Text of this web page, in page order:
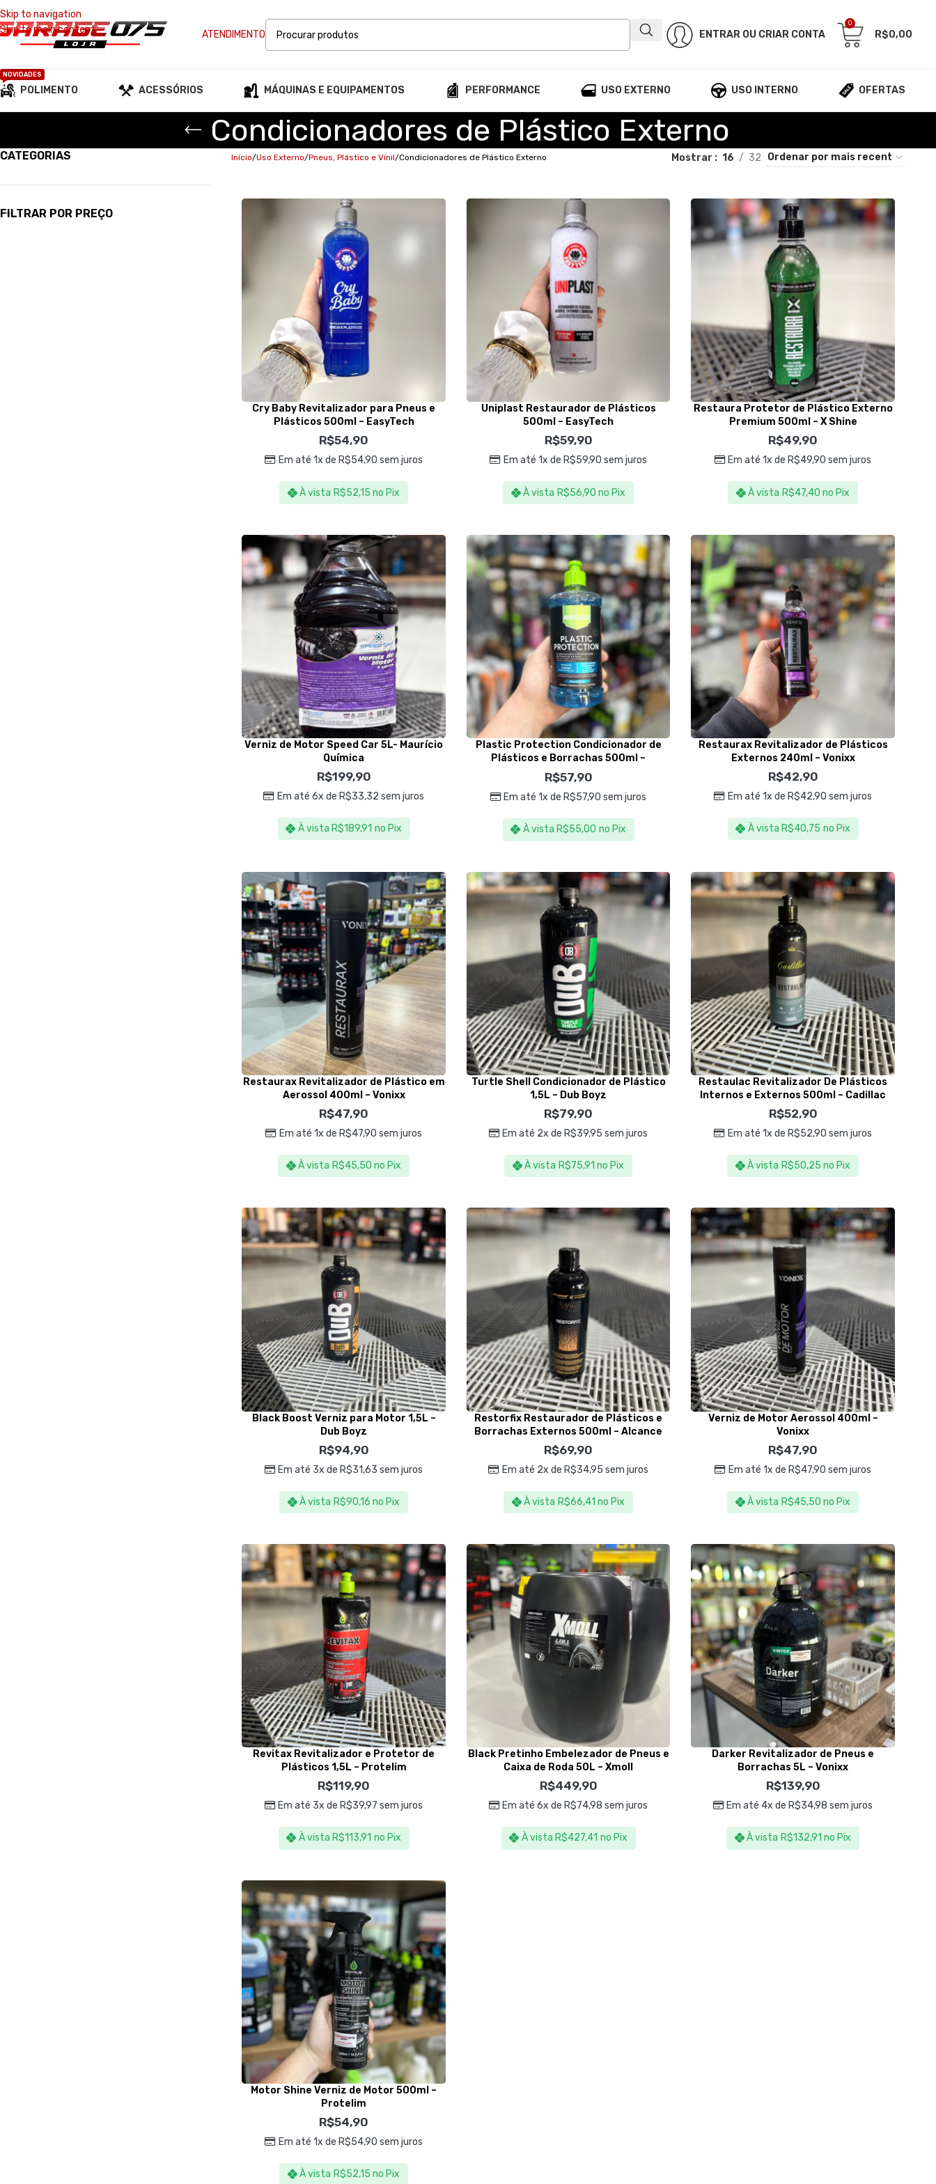
Skip to navigation
Skip to main content
ATENDIMENTO ENTRAR OU CRIAR CONTA
0
R$0,00
POLIMENTO
NOVIDADES
ACESSÓRIOS MÁQUINAS E EQUIPAMENTOS PERFORMANCE USO EXTERNO USO INTERNO OFERTAS
Condicionadores de Plástico Externo
CATEGORIAS
FILTRAR POR PREÇO
Início Uso Externo Pneus, Plástico e Vínil Condicionadores de Plástico Externo Mostrar 16 32
Cry Baby Revitalizador para Pneus e
Plásticos 500ml – EasyTech
R$54,90
Em até 1x de R$54,90 sem juros
À vista R$52,15 no Pix
Uniplast Restaurador de Plásticos
500ml – EasyTech
R$59,90
Em até 1x de R$59,90 sem juros
À vista R$56,90 no Pix
Restaura Protetor de Plástico Externo
Premium 500ml – X Shine
R$49,90
Em até 1x deR$49,90 sem juros
À vista R$47,40 no Pix
Verniz de Motor Speed Car 5L- Maurício
Química
R$199,90
Em até 6x de R$33,32 sem juros
À vista R$189,91 no Pix
Plastic Protection Condicionador de
Plásticos e Borrachas 500ml –
Nobrecar
R$57,90
Em até 1x de R$57,90 sem juros
À vista R$55,00 no Pix
Restaurax Revitalizador de Plásticos
Externos 240ml – Vonixx
R$42,90
Em até 1x de R$42,90 sem juros
À vista R$40,75 no Pix
Restaurax Revitalizador de Plástico em
Aerossol 400ml – Vonixx
R$47,90
Em até 1x de R$47,90 sem juros
À vista R$45,50 no Pix
Turtle Shell Condicionador de Plástico
1,5L – Dub Boyz
R$79,90
Em até 2x de R$39,95 sem juros
À vista R$75,91 no Pix
Restaulac Revitalizador De Plásticos
Internos e Externos 500ml – Cadillac
R$52,90
Em até 1x de R$52,90 sem juros
À vista R$50,25 no Pix
Black Boost Verniz para Motor 1,5L –
Dub Boyz
R$94,90
Em até 3x de R$31,63 sem juros
À vista R$90,16 no Pix
Restorfix Restaurador de Plásticos e
Borrachas Externos 500ml – Alcance
R$69,90
Em até 2x de R$34,95 sem juros
À vista R$66,41 no Pix
Verniz de Motor Aerossol 400ml –
Vonixx
R$47,90
Em até 1x de R$47,90 sem juros
À vista R$45,50 no Pix
Revitax Revitalizador e Protetor de
Plásticos 1,5L – Protelim
R$119,90
Em até 3x de R$39,97 sem juros
À vista R$113,91 no Pix
Black Pretinho Embelezador de Pneus e
Caixa de Roda 50L – Xmoll
R$449,90
Em até 6x de R$74,98 sem juros
À vista R$427,41 no Pix
Darker Revitalizador de Pneus e
Borrachas 5L – Vonixx
R$139,90
Em até 4x de R$34,98 sem juros
À vista R$132,91 no Pix
Motor Shine Verniz de Motor 500ml –
Protelim
R$54,90
Em até 1x de R$54,90 sem juros
À vista R$52,15 no Pix